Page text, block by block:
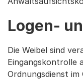
Logen-
Die Weibel sind
Eingangskontrolle
Ordnungsdienst im